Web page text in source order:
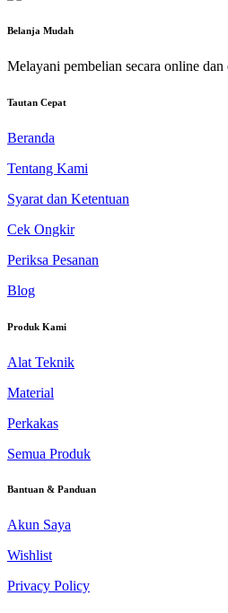
Belanja Mudah
Melayani pembelian secara online
Tautan Cepat
Beranda
Tentang Kami
Syarat dan Ketentuan
Cek Ongkir
Periksa Pesanan
Blog
Produk Kami
Alat Teknik
Material
Perkakas
Semua Produk
Bantuan & Panduan
Akun Saya
Wishlist
Privacy Policy